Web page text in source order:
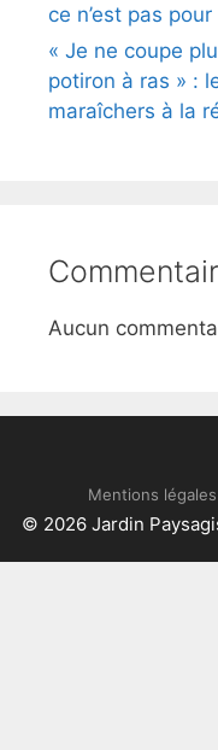
ce n’est pas
« Je ne coupe
potiron à ras » :
maraîchers à la
Aucun
Mentions légales
© 2026 Jardin